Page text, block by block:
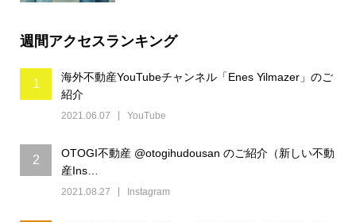
週間アクセスランキング
1
海外不動産YouTubeチャンネル「Enes Yilmazer」のご
紹介
2021.06.07 YouTube
2
OTOGI不動産 @otogihudousan のご紹介（新しい不動
産Ins…
2021.08.27 Instagram